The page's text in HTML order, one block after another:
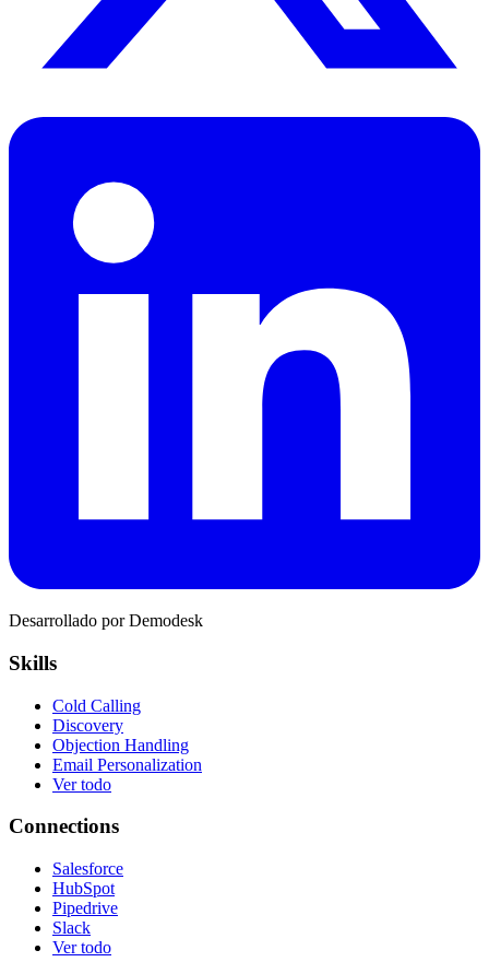
Desarrollado por Demodesk
Skills
Cold Calling
Discovery
Objection Handling
Email Personalization
Ver todo
Connections
Salesforce
HubSpot
Pipedrive
Slack
Ver todo